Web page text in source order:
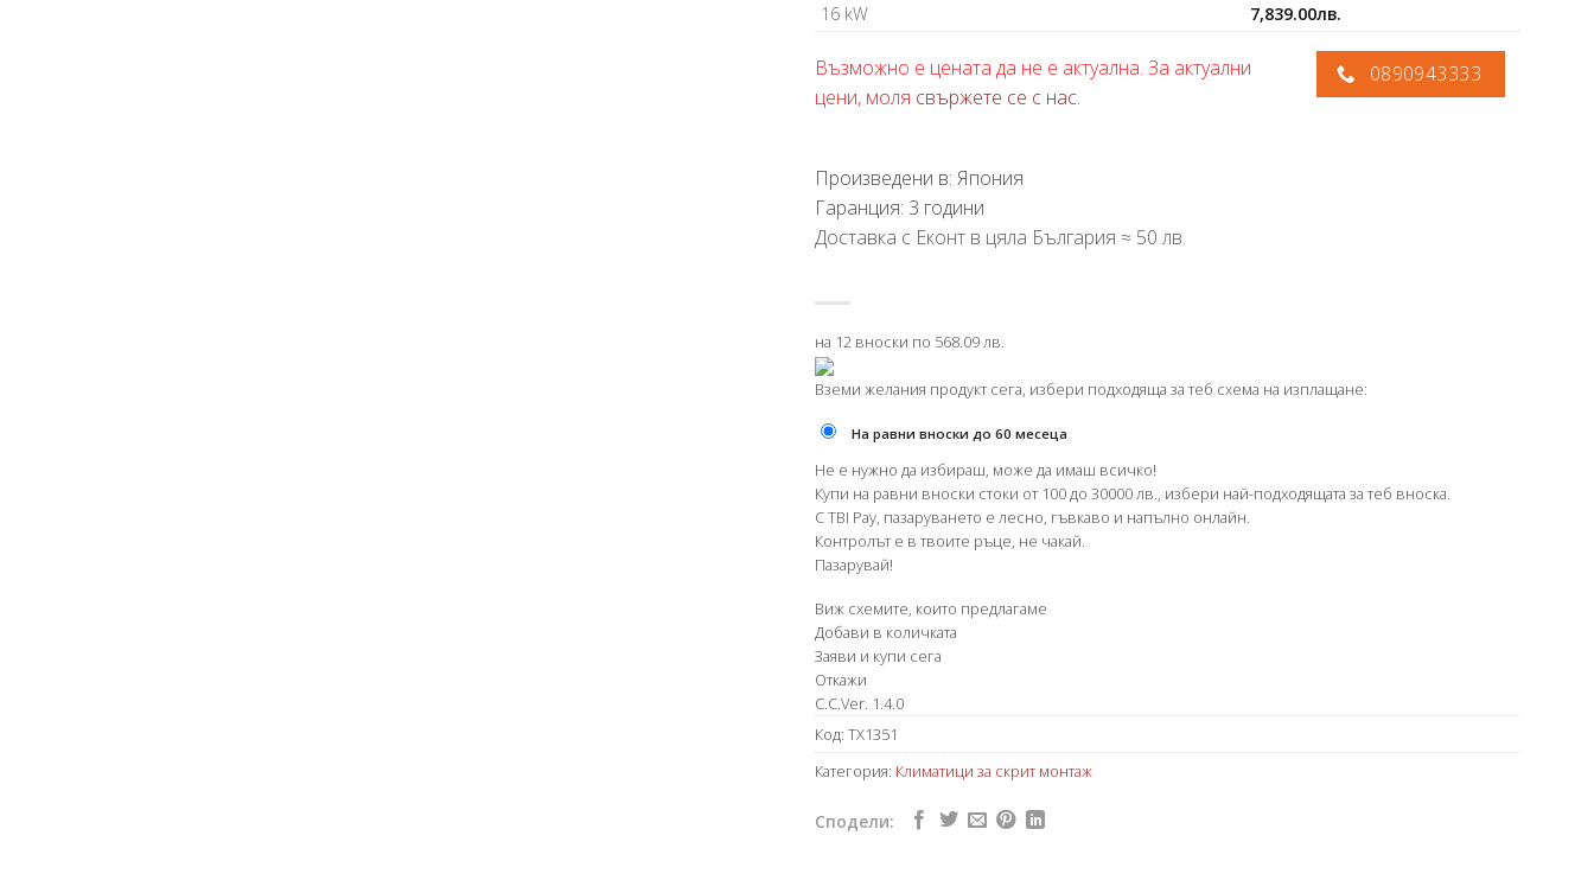
16 kW
7,839.00лв.
Възможно е цената да не е актуална. За актуални
цени, моля свържете се с нас.
0890943333
Произведени в: Япония
Гаранция: 3 години
Доставка с Еконт в цяла България ≈ 50 лв.
на 12 вноски по 568.09 лв.
Вземи желания продукт сега, избери подходяща за теб схема на изплащане:
На равни вноски до 60 месеца
Не е нужно да избираш, може да имаш всичко!
Купи на равни вноски стоки от 100 до 30000 лв., избери най-подходящата за теб вноска.
С TBI Pay, пазаруването е лесно, гъвкаво и напълно онлайн.
Контролът е в твоите ръце, не чакай.
Пазарувай!
Виж схемите, които предлагаме
Добави в количката
Заяви и купи сега
Откажи
C.C.Ver. 1.4.0
Код: TX1351
Категория: Климатици за скрит монтаж
Сподели: